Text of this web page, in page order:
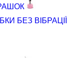
БЕЗ ВІБРАЦІЇ